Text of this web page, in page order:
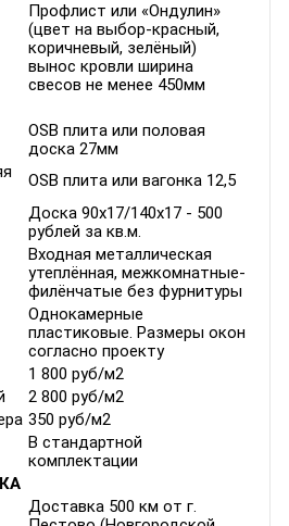
Профлист или «Ондулин»
(цвет на выбор-красный,
коричневый, зелёный)
вынос кровли ширина
свесов не менее 450мм
OSB плита или половая
доска 27мм
OSB плита или вагонка 12,5
Доска 90x17/140x17 - 500
рублей за кв.м.
Входная металлическая
утеплённая, межкомнатные-
филёнчатые без фурнитуры
Однокамерные
пластиковые. Размеры окон
согласно проекту
1 800 руб/м2
2 800 руб/м2
350 руб/м2
В стандартной
комплектации
Доставка 500 км от г.